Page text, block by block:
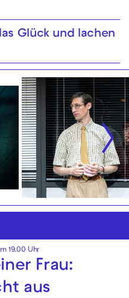
Glück und lachen
19.00 Uhr
Frau:
aus